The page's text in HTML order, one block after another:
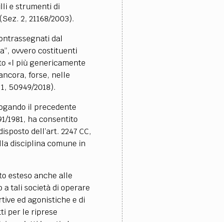
e strumenti di
2, 21168/2003).
dal
ovvero costituenti
«l più genericamente
forse, nelle
50949/2018).
il precedente
1981, ha consentito
dell’art. 2247 CC,
disciplina comune in
esteso anche alle
a tali società di operare
ed agonistiche e di
per le riprese